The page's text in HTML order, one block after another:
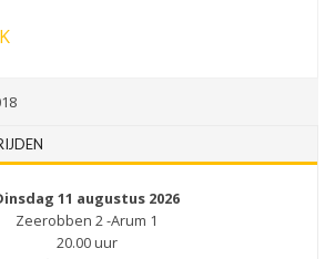
11 augustus 2026
Zeerobben 2 -Arum 1
20.00 uur